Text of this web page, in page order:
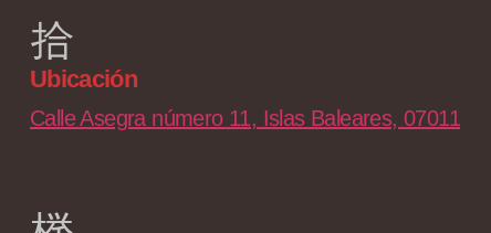
Ubicación
Calle Asegra número 11, Islas Baleares, 07011